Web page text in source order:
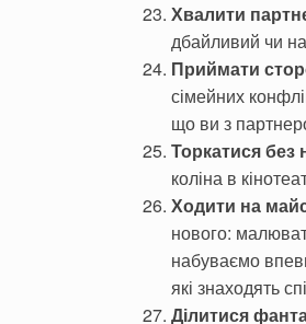
Хвалити
дбайливий чи
Приймати
сімейних
що ви з
Торкатися без
коліна в
Ходити на
нового:
набуваємо
які знаходять
Ділитися